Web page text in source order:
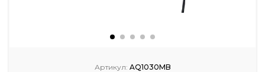
Артикул: AQ1030MB